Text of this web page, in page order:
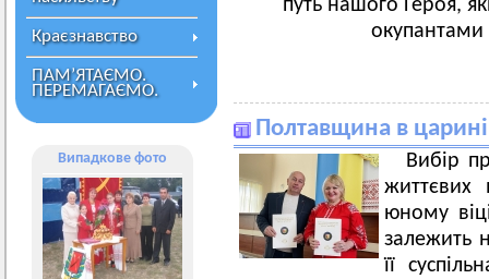
Краєзнавство
ПАМ’ЯТАЄМО.
ПЕРЕМАГАЄМО.
Випадкове фото
путь нашого Героя,
окупантами
Полтавщина в царині
Вибір
життєвих
юному
залежить
її